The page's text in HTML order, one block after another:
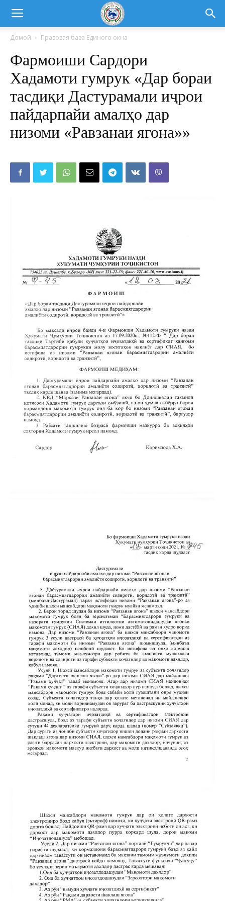
Домой Правовая база Единого окна
Фармоиши Сардори
Хадамоти гумрук «Дар бораи
тасдиқи Дастурамали иҷрои
пайдарпайи амалҳо дар
низоми «Равзанаи ягона»»